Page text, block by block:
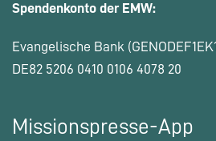
Spendenkonto der EMW:
Evangelische Bank
DE82 5206 0410 0106 4078 20
Missionspresse-App